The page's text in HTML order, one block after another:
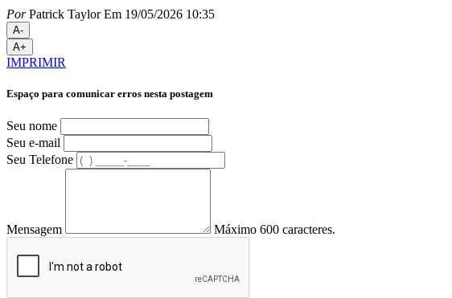
PorPatrick Taylor Em 19/05/2026 10:35
A-
A+
IMPRIMIR
Espaço para comunicar erros nesta postagem
Seu nome
Seu e-mail
Seu Telefone
Mensagem Máximo 600 caracteres.